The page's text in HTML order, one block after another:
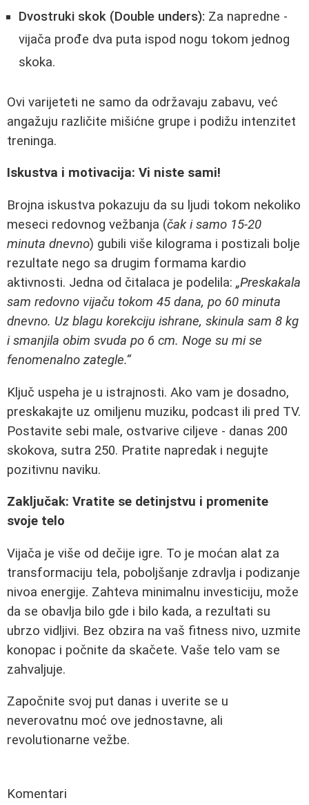
Dvostruki skok (Double unders): Za napredne -
vijača prođe dva puta ispod nogu tokom jednog
skoka.
Ovi varijeteti ne samo da održavaju zabavu, već
angažuju različite mišićne grupe i podižu intenzitet
treninga.
Iskustva i motivacija: Vi niste sami!
Brojna iskustva pokazuju da su ljudi tokom nekoliko
meseci redovnog vežbanja (čak i samo 15-20
minuta dnevno) gubili više kilograma i postizali bolje
rezultate nego sa drugim formama kardio
aktivnosti. Jedna od čitalaca je podelila: „Preskakala
sam redovno vijaču tokom 45 dana, po 60 minuta
dnevno. Uz blagu korekciju ishrane, skinula sam 8 kg
i smanjila obim svuda po 6 cm. Noge su mi se
fenomenalno zategle.“
Ključ uspeha je u istrajnosti. Ako vam je dosadno,
preskakajte uz omiljenu muziku, podcast ili pred TV.
Postavite sebi male, ostvarive ciljeve - danas 200
skokova, sutra 250. Pratite napredak i negujte
pozitivnu naviku.
Zaključak: Vratite se detinjstvu i promenite
svoje telo
Vijača je više od dečije igre. To je moćan alat za
transformaciju tela, poboljšanje zdravlja i podizanje
nivoa energije. Zahteva minimalnu investiciju, može
da se obavlja bilo gde i bilo kada, a rezultati su
ubrzo vidljivi. Bez obzira na vaš fitness nivo, uzmite
konopac i počnite da skačete. Vaše telo vam se
zahvaljuje.
Započnite svoj put danas i uverite se u
neverovatnu moć ove jednostavne, ali
revolutionarne vežbe.
Komentari